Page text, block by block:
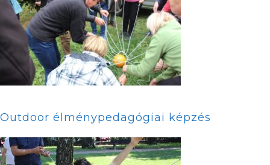
Outdoor élménypedagógiai képzés